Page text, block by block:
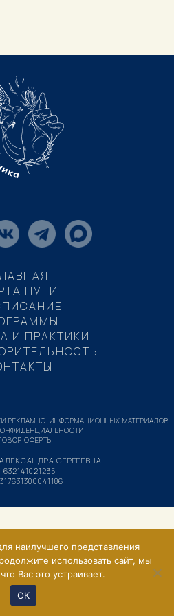
ПУТИ
И ПРАКТИКИ
СЕРГЕЕВНА
РЕКЛАМНО-ИНФОРМАЦИОННЫХ МАТЕРИАЛОВ
ОФЕРТЫ
наилучшего представления
использовать сайт, мы
Вас это устраивает.
ОК